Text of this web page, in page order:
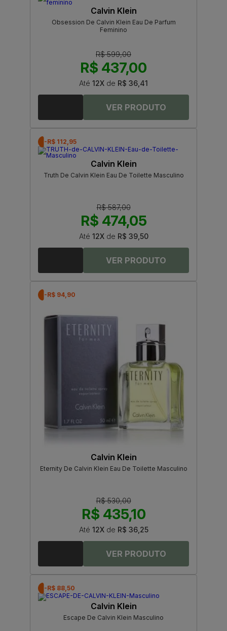
Calvin Klein
Obsession De Calvin Klein Eau De Parfum
Feminino
R$ 599,00
R$ 437,00
Até 12X de R$ 36,41
-R$ 112,95
Calvin Klein
Truth De Calvin Klein Eau De Toilette Masculino
R$ 587,00
R$ 474,05
Até 12Xde R$ 39,50
-R$ 94,90
Calvin Klein
Eternity De Calvin Klein Eau De Toilette Masculino
R$ 530,00
R$ 435,10
Até 12Xde R$ 36,25
-R$ 88,50
Calvin Klein
Escape De Calvin Klein Masculino